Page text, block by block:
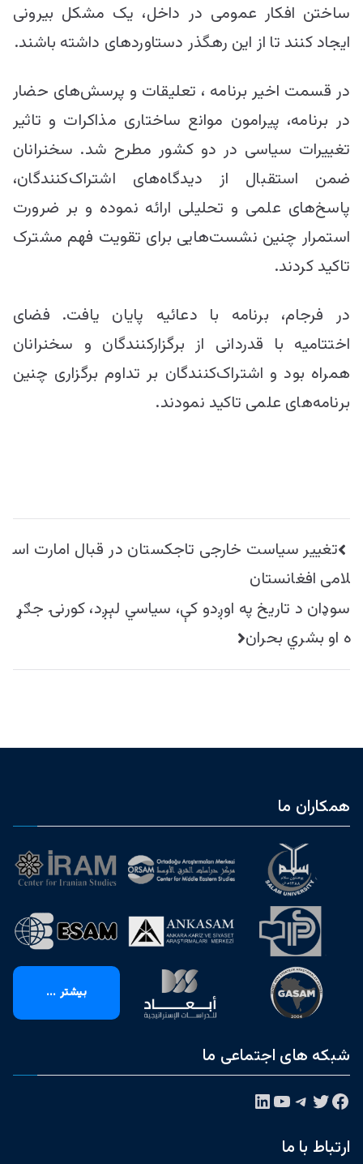
ساختن افکار عمومی در داخل، یک مشکل بیرونی
ایجاد کنند تا از این رهگذر دستاوردهای داشته باشند.
در قسمت اخیر برنامه ، تعلیقات و پرسش‌های حضار
در برنامه، پیرامون موانع ساختاری مذاکرات و تاثیر
تغییرات سیاسی در دو کشور مطرح شد. سخنرانان
ضمن استقبال از دیدگاه‌های اشتراک‌کنندگان،
پاسخ‌های علمی و تحلیلی ارائه نموده و بر ضرورت
استمرار چنین نشست‌هایی برای تقویت فهم مشترک
تاکید کردند.
در فرجام، برنامه با دعائیه پایان یافت. فضای
اختتامیه با قدردانی از برگزارکنندگان و سخنرانان
همراه بود و اشتراک‌کنندگان بر تداوم برگزاری چنین
برنامه‌های علمی تاکید نمودند.
راهبری
نوشته
تغییر سیاست خارجی تاجکستان در قبال امارت اس
لامی افغانستان
سوډان د تاریخ په اوږدو کې، سیاسي لېږد، کورنۍ جګړ
ه او بشري بحران
همکاران ما
بیشتر ...
شبکه های اجتماعی ما
فیس‌بوکتوییتر تلگرام یوتیوبلینکداین
ارتباط با ما